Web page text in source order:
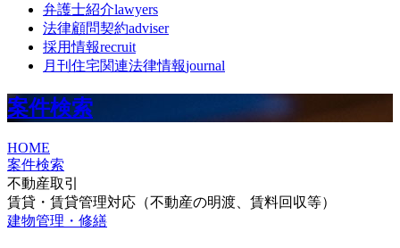
弁護士紹介lawyers
法律顧問契約adviser
採用情報recruit
月刊住宅関連法律情報journal
案件検索
HOME
案件検索
不動産取引
賃貸・賃貸管理対応（不動産の明渡、賃料回収等）
建物管理・修繕